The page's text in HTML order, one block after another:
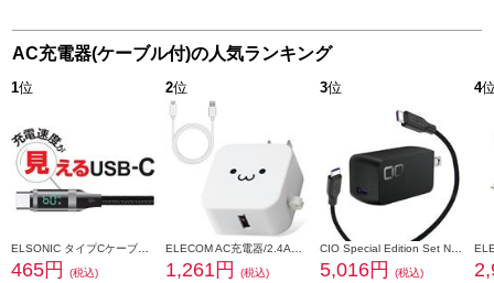
AC充電器(ケーブル付)の人気ランキング
1位
465円 (税込)
2位
1,261円
(税込)
3位
5,016円 (税込)
4